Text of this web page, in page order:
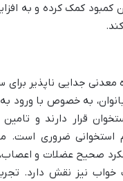
کمبود کمک کرده و به
معدنی جدایی ناپذیر برای
به خصوص با ورود به
قرار دارند و
استخوانی ضروری است.
صحیح عضلات و
خواب نیز نقش دارد.